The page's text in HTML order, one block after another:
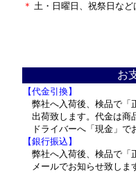
＊ 土・日曜日、祝祭日な
お
【代金引換】
弊社へ入荷後、検品で「
出荷致します。代金は商
ドライバーへ「現金」
【銀行振込】
弊社へ入荷後、検品で「
メールでお知らせ致しま